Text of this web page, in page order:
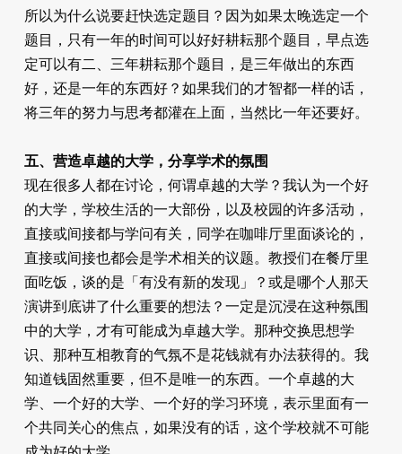
所以为什么说要赶快选定题目？因为如果太晚选定一个
题目，只有一年的时间可以好好耕耘那个题目，早点选
定可以有二、三年耕耘那个题目，是三年做出的东西
好，还是一年的东西好？如果我们的才智都一样的话，
将三年的努力与思考都灌在上面，当然比一年还要好。
五、营造卓越的大学，分享学术的氛围
现在很多人都在讨论，何谓卓越的大学？我认为一个好
的大学，学校生活的一大部份，以及校园的许多活动，
直接或间接都与学问有关，同学在咖啡厅里面谈论的，
直接或间接也都会是学术相关的议题。教授们在餐厅里
面吃饭，谈的是「有没有新的发现」？或是哪个人那天
演讲到底讲了什么重要的想法？一定是沉浸在这种氛围
中的大学，才有可能成为卓越大学。那种交换思想学
识、那种互相教育的气氛不是花钱就有办法获得的。我
知道钱固然重要，但不是唯一的东西。一个卓越的大
学、一个好的大学、一个好的学习环境，表示里面有一
个共同关心的焦点，如果没有的话，这个学校就不可能